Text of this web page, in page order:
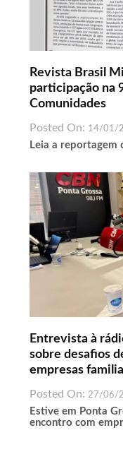
Revista Brasil
participação na
Comunidades
Posted On: 14/01/
Leia a reportagem
Entrevista à
sobre desafios
empresas
Posted On: 27/06/
Estive em Ponta
encontro com